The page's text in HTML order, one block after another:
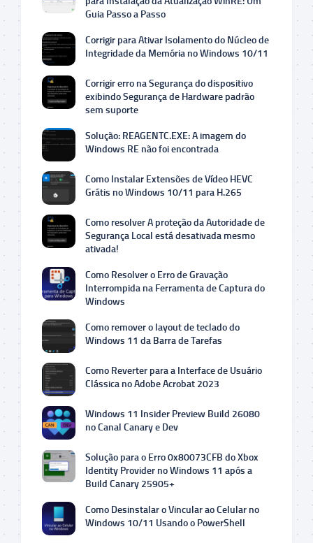
Guia Passo a Passo
Corrigir para Ativar Isolamento do Núcleo de
Integridade da Memória no Windows 10/11
Corrigir erro na Segurança do dispositivo
exibindo Segurança de Hardware padrão
sem suporte
Solução: REAGENTC.EXE: A imagem do
Windows RE não foi encontrada
Como Instalar Extensões de Vídeo HEVC
Grátis no Windows 10/11 para H.265
Como resolver A proteção da Autoridade de
Segurança Local está desativada mesmo
ativada!
Como Resolver o Erro de Gravação
Interrompida na Ferramenta de Captura do
Windows
Como remover o layout de teclado do
Windows 11 da Barra de Tarefas
Como Reverter para a Interface de Usuário
Clássica no Adobe Acrobat 2023
Windows 11 Insider Preview Build 26080
no Canal Canary e Dev
Solução para o Erro 0x80073CFB do Xbox
Identity Provider no Windows 11 após a
Build Canary 25905+
Como Desinstalar o Vincular ao Celular no
Windows 10/11 Usando o PowerShell